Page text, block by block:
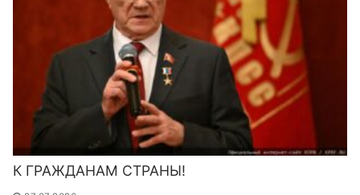
К ГРАЖДАНАМ СТРАНЫ!